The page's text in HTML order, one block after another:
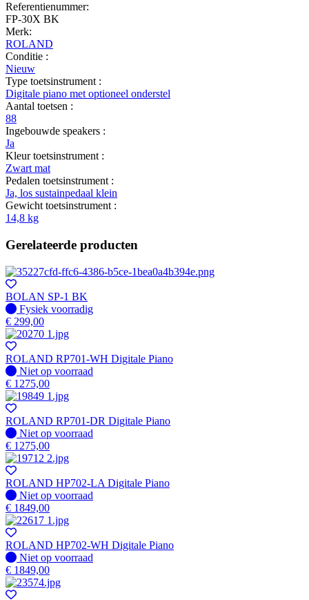
Referentienummer:
FP-30X BK
Merk:
ROLAND
Conditie :
Nieuw
Type toetsinstrument :
Digitale piano met optioneel onderstel
Aantal toetsen :
88
Ingebouwde speakers :
Ja
Kleur toetsinstrument :
Zwart mat
Pedalen toetsinstrument :
Ja, los sustainpedaal klein
Gewicht toetsinstrument :
14,8 kg
Gerelateerde producten
BOLAN SP-1 BK
Fysiek voorradig
Fysiek voorradig
€ 299,00
ROLAND RP701-WH Digitale Piano
Fysiek voorradig
Niet op voorraad
€ 1275,00
ROLAND RP701-DR Digitale Piano
Fysiek voorradig
Niet op voorraad
€ 1275,00
ROLAND HP702-LA Digitale Piano
Fysiek voorradig
Niet op voorraad
€ 1849,00
ROLAND HP702-WH Digitale Piano
Fysiek voorradig
Niet op voorraad
€ 1849,00